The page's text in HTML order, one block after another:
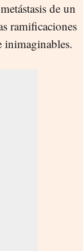
de un
ramificaciones
inimaginables.